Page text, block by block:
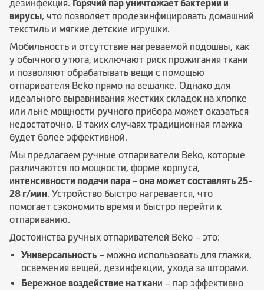
дезинфекция. Горячий пар уничтожает бактерии и
вирусы, что позволяет продезинфицировать домашний
текстиль и мягкие детские игрушки.
Мобильность и отсутствие нагреваемой подошвы, как
у обычного утюга, исключают риск прожигания ткани
и позволяют обрабатывать вещи с помощью
отпаривателя Beko прямо на вешалке. Однако для
идеального выравнивания жестких складок на хлопке
или льне мощности ручного прибора может оказаться
недостаточно. В таких случаях традиционная глажка
будет более эффективной.
Мы предлагаем ручные отпариватели Beko, которые
различаются по мощности, форме корпуса,
интенсивности подачи пара – она может составлять 25-
28 г/мин. Устройство быстро нагревается, что
помогает сэкономить время и быстро перейти к
отпариванию.
Достоинства ручных отпаривателей Beko – это:
Универсальность – можно использовать для глажки,
освежения вещей, дезинфекции, ухода за шторами.
Бережное воздействие на ткани – пар эффективно